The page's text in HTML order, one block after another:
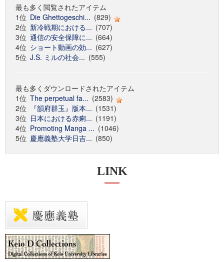
最も多く閲覧されたアイテム
1位 Die Ghettogeschi... (829)
2位 新冷戦期における... (707)
3位 通信の安全保障に... (664)
4位 ショート動画の効... (627)
5位 J.S. ミルの社会... (555)
最も多くダウンロードされたアイテム
1位 The perpetual fa... (2583)
2位
『韻府群玉』版本... (1531)
3位 日本における赤痢... (1191)
4位 Promoting Manga ... (1046)
5位 慶應義塾大学日吉... (850)
LINK